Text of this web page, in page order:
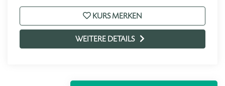
KURS MERKEN
WEITERE DETAILS